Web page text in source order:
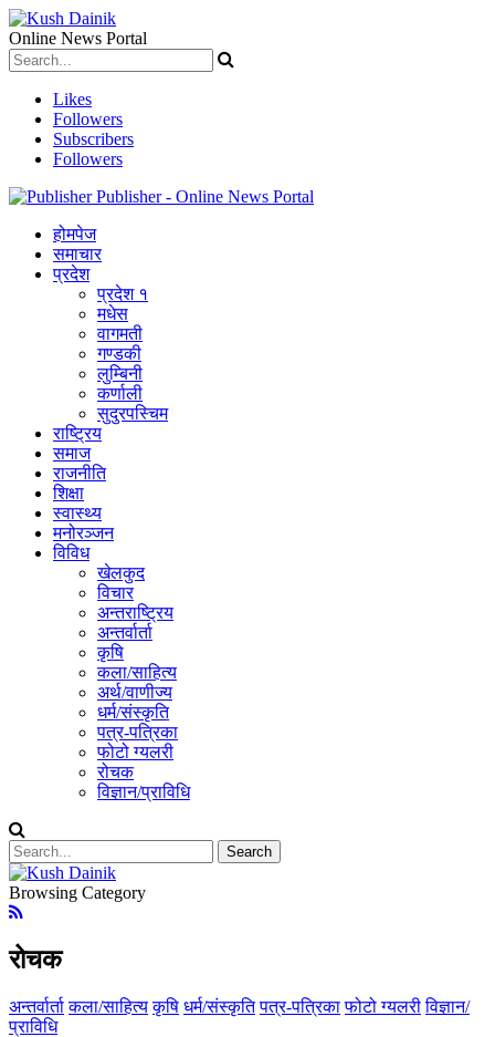
Online News Portal
Likes
Followers
Subscribers
Followers
Publisher - Online News Portal
होमपेज
समाचार
प्रदेश
प्रदेश १
मधेस
वागमती
गण्डकी
लुम्बिनी
कर्णाली
सुदुरपस्चिम
राष्ट्रिय
समाज
राजनीति
शिक्षा
स्वास्थ्य
मनोरञ्जन
विविध
खेलकुद
विचार
अन्तराष्ट्रिय
अन्तर्वार्ता
कृषि
कला/साहित्य
अर्थ/वाणीज्य
धर्म/संस्कृति
पत्र-पत्रिका
फोटो ग्यलरी
रोचक
विज्ञान/प्राविधि
Browsing Category
रोचक
अन्तर्वार्ता कला/साहित्य कृषि धर्म/संस्कृति पत्र-पत्रिका फोटो ग्यलरी विज्ञान/
प्राविधि